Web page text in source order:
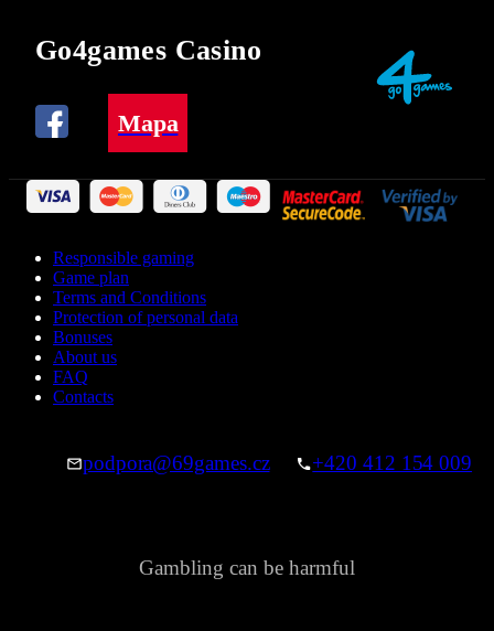
Go4games Casino
Mapa
Responsible gaming
Game plan
Terms and Conditions
Protection of personal data
Bonuses
About us
FAQ
Contacts
podpora@69games.cz +420 412 154 009
Gambling can be harmful